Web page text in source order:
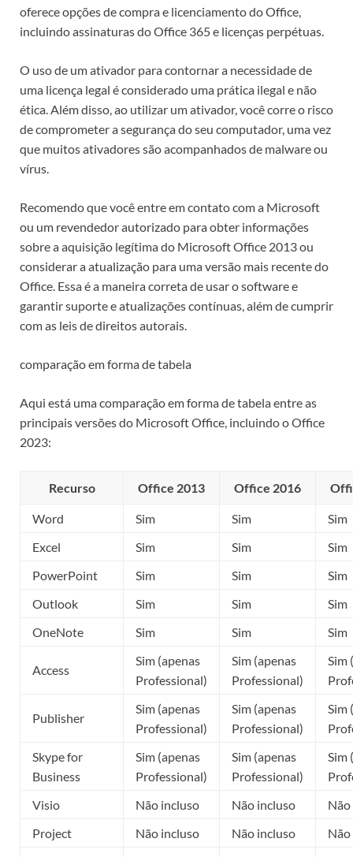
oferece opções de compra e licenciamento do Office,
incluindo assinaturas do Office 365 e licenças perpétuas.
O uso de um ativador para contornar a necessidade de
uma licença legal é considerado uma prática ilegal e não
ética. Além disso, ao utilizar um ativador, você corre o risco
de comprometer a segurança do seu computador, uma vez
que muitos ativadores são acompanhados de malware ou
vírus.
Recomendo que você entre em contato com a Microsoft
ou um revendedor autorizado para obter informações
sobre a aquisição legítima do Microsoft Office 2013 ou
considerar a atualização para uma versão mais recente do
Office. Essa é a maneira correta de usar o software e
garantir suporte e atualizações contínuas, além de cumprir
com as leis de direitos autorais.
comparação em forma de tabela
Aqui está uma comparação em forma de tabela entre as
principais versões do Microsoft Office, incluindo o Office
2023:
Recurso Office 2013 Office 2016
Word Sim Sim
Sim
Excel
Sim Sim
Sim
PowerPoint
Sim Sim
Sim
Outlook
Sim Sim
Sim
OneNote
Sim Sim Sim
Access
Sim (apenas
Professional)
Sim (apenas
Professional)
Sim
Publisher
Sim (apenas
Professional)
Sim (apenas
Professional)
Sim
Skype for
Business
Sim (apenas
Professional)
Sim (apenas
Professional)
Sim
Visio
Não incluso Não incluso
Project
Não incluso Não incluso